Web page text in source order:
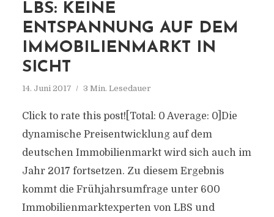
LBS: KEINE
ENTSPANNUNG AUF DEM
IMMOBILIENMARKT IN
SICHT
14. Juni 2017 3 Min. Lesedauer
Click to rate this post![Total: 0 Average: 0]Die
dynamische Preisentwicklung auf dem
deutschen Immobilienmarkt wird sich auch im
Jahr 2017 fortsetzen. Zu diesem Ergebnis
kommt die Frühjahrsumfrage unter 600
Immobilienmarktexperten von LBS und